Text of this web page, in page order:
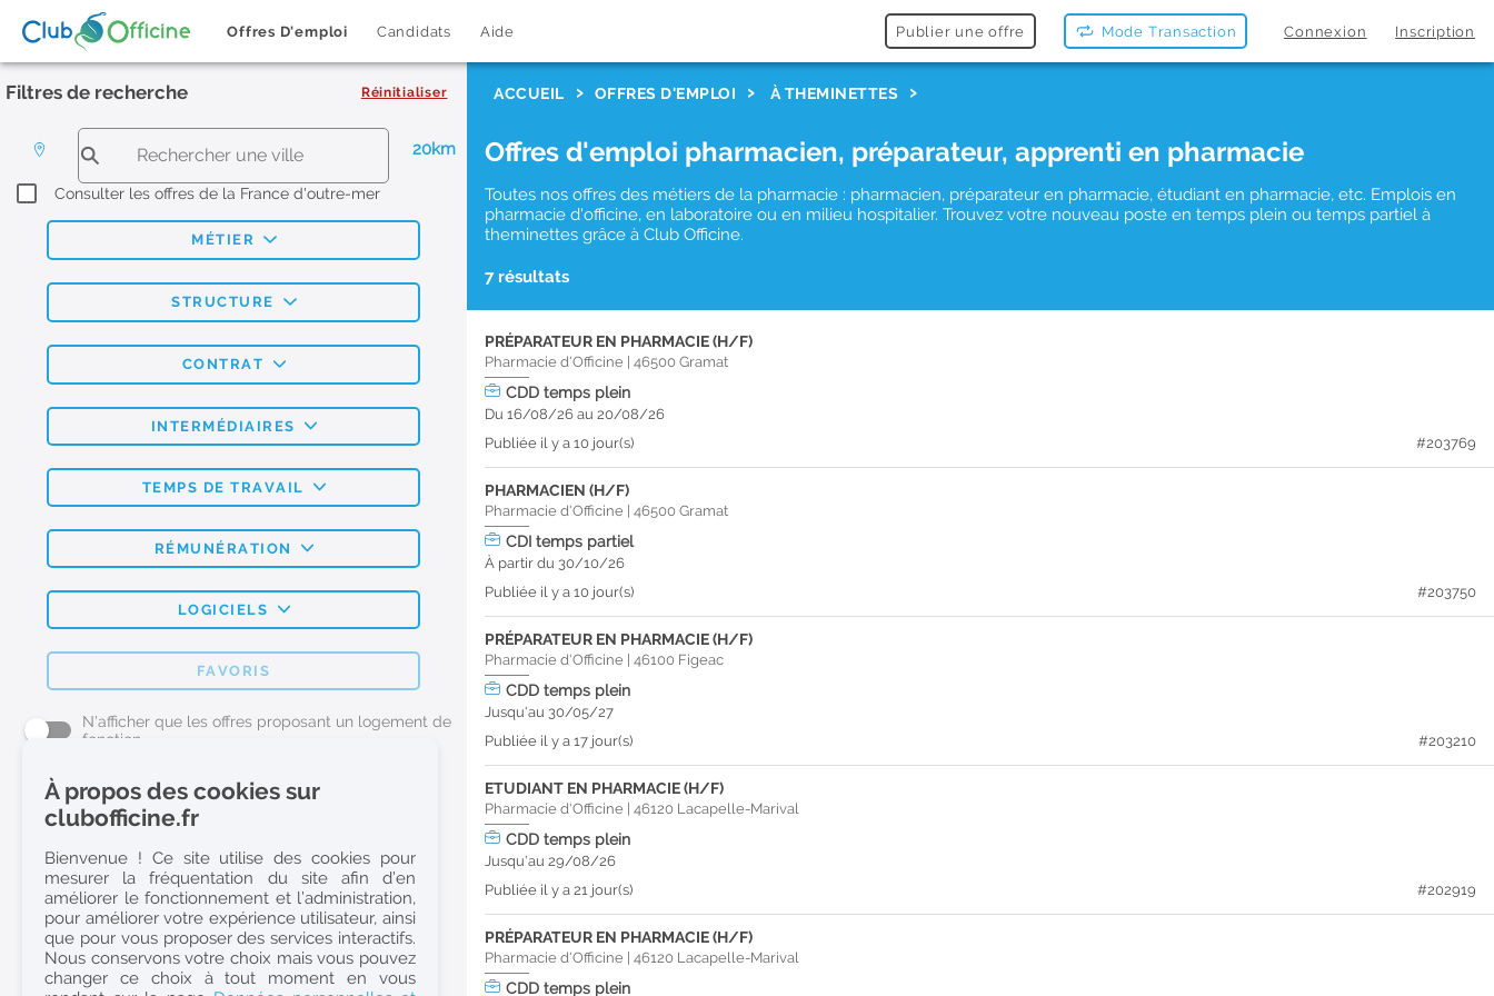
Offres D'emploi Candidats Aide Publier une offre Mode Transaction Connexion Inscription
Filtres de recherche Réinitialiser
20km
Consulter les offres de la France d'outre-mer
MÉTIER
STRUCTURE
CONTRAT
INTERMÉDIAIRES
TEMPS DE TRAVAIL
RÉMUNÉRATION
LOGICIELS
FAVORIS
N'afficher que les offres proposant un logement de
fonction
L'emploi Pharmacie par métier
Pharmacien (H/F)
Préparateur en Pharmacie (H/F)
Etudiant en Pharmacie (H/F)
Etudiant en Pharmacie 6e année validée (H/F)
Conseiller Dermo Cosmetique - Esthéticienne (H/F)
ACCUEIL OFFRES D'EMPLOI À THEMINETTES
Offres d'emploi pharmacien, préparateur, apprenti en pharmacie
Toutes nos offres des métiers de la pharmacie : pharmacien, préparateur en pharmacie, étudiant en pharmacie, etc. Emplois en
pharmacie d'officine, en laboratoire ou en milieu hospitalier. Trouvez votre nouveau poste en temps plein ou temps partiel à
theminettes grâce à Club Officine.
7 résultats
PRÉPARATEUR EN PHARMACIE (H/F)
Pharmacie d'Officine |46500Gramat
CDDtemps plein
Du 16/08/26 au 20/08/26
Publiée il y a 10 jour(s)
#203769
PHARMACIEN (H/F)
Pharmacie d'Officine |46500Gramat
CDItemps partiel
À partir du 30/10/26
Publiée il y a 10 jour(s)
#203750
PRÉPARATEUR EN PHARMACIE (H/F)
Pharmacie d'Officine |46100 Figeac
CDDtemps plein
Jusqu'au 30/05/27
Publiée il y a 17 jour(s)
#203210
ETUDIANT EN PHARMACIE (H/F)
Pharmacie d'Officine |46120 Lacapelle-Marival
CDDtemps plein
Jusqu'au 29/08/26
Publiée il y a 21 jour(s)
#202919
PRÉPARATEUR EN PHARMACIE (H/F)
Pharmacie d'Officine |46120 Lacapelle-Marival
CDDtemps plein
À propos des cookies sur
clubofficine.fr
Bienvenue ! Ce site utilise des cookies pour
mesurer la fréquentation du site afin d’en
améliorer le fonctionnement et l’administration,
pour améliorer votre expérience utilisateur, ainsi
que pour vous proposer des services interactifs.
Nous conservons votre choix mais vous pouvez
changer ce choix à tout moment en vous